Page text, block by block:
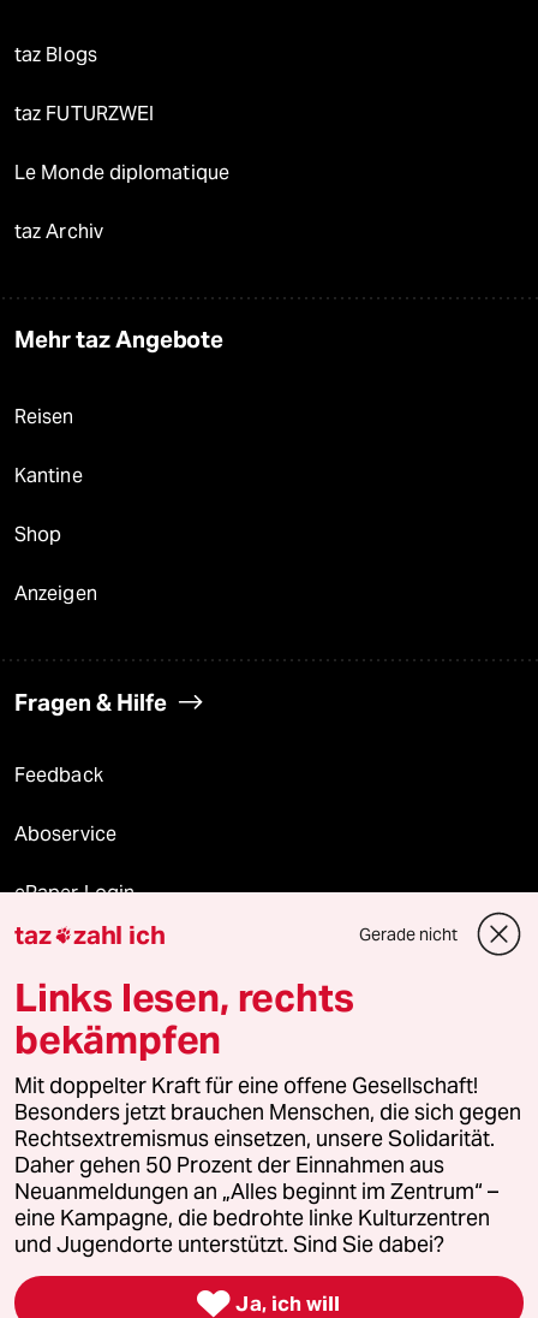
taz Blogs
taz FUTURZWEI
Le Monde diplomatique
taz Archiv
Mehr taz Angebote
Reisen
Kantine
Shop
Anzeigen
Fragen & Hilfe
Feedback
Aboservice
ePaper Login
Downloads für Abonnierende
© 2026 taz Verlags und Vertriebs GmbH
Alle Rechte vorbehalten. Bei rechtlichen Fragen oder für Genehmigungen
wenden Sie sich bitte an lizenzen@taz.de
Feedback Redaktionsstatut Kommune-Richtlinien
Leitlinie Informant Datenschutz Impressum AGB
Seitenwende Einwilligungen widerrufen (Ads)
taz zahl ich Gerade nicht
Links lesen, rechts
bekämpfen
Mit doppelter Kraft für eine offene Gesellschaft!
Besonders jetzt brauchen Menschen, die sich gegen
Rechtsextremismus einsetzen, unsere Solidarität.
Daher gehen 50 Prozent der Einnahmen aus
Neuanmeldungen an „Alles beginnt im Zentrum“ –
eine Kampagne, die bedrohte linke Kulturzentren
und Jugendorte unterstützt. Sind Sie dabei?
 Ja, ich will